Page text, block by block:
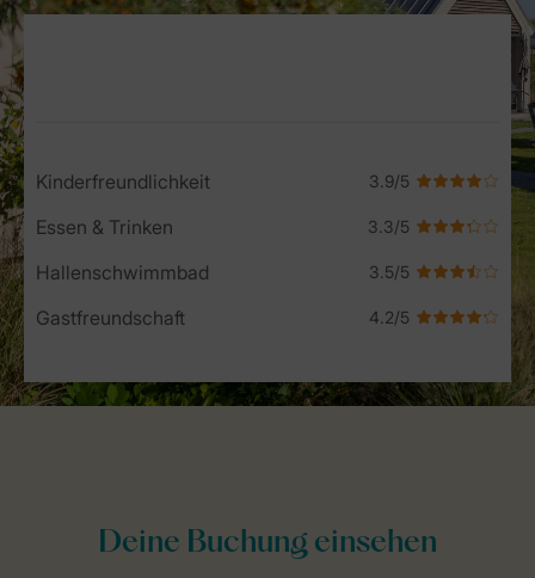
Service Rating from our guests
Kinderfreundlichkeit
Essen & Trinken
Hallenschwimmbad
Gastfreundschaft